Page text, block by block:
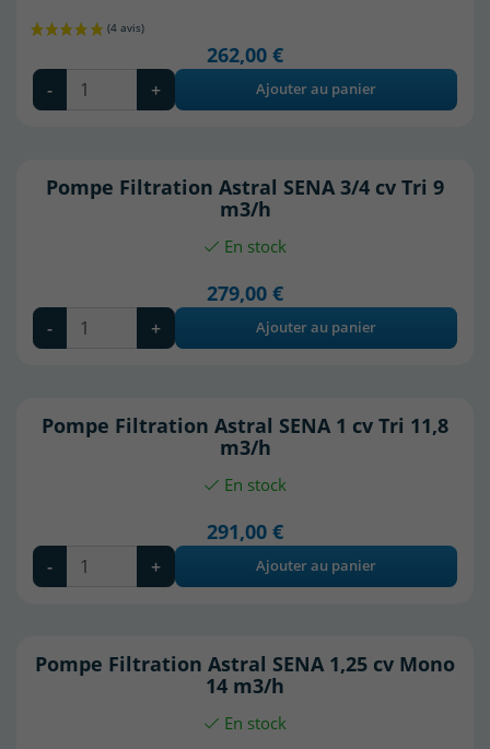
262,00 €
- + Ajouter au panier
Pompe Filtration Astral SENA 3/4 cv Tri 9
m3/h
En stock
279,00 €
- + Ajouter au panier
Pompe Filtration Astral SENA 1 cv Tri 11,8
m3/h
En stock
291,00 €
- + Ajouter au panier
Pompe Filtration Astral SENA 1,25 cv Mono
14 m3/h
En stock